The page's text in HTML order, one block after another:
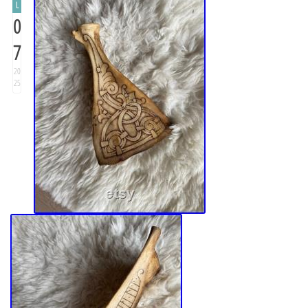
L
0
7
20
25